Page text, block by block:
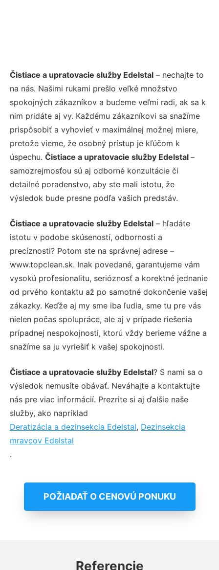
Čistiace a upratovacie služby Edelstal – nechajte to
na nás. Našimi rukami prešlo veľké množstvo
spokojných zákazníkov a budeme veľmi radi, ak sa k
nim pridáte aj vy. Každému zákazníkovi sa snažíme
prispôsobiť a vyhovieť v maximálnej možnej miere,
pretože vieme, že osobný prístup je kľúčom k
úspechu. Čistiace a upratovacie služby Edelstal –
samozrejmosťou sú aj odborné konzultácie či
detailné poradenstvo, aby ste mali istotu, že
výsledok bude presne podľa vašich predstáv.
Čistiace a upratovacie služby Edelstal – hľadáte
istotu v podobe skúseností, odbornosti a
precíznosti? Potom ste na správnej adrese –
www.topclean.sk. Inak povedané, garantujeme vám
vysokú profesionalitu, serióznosť a korektné jednanie
od prvého kontaktu až po samotné dokončenie vašej
zákazky. Keďže aj my sme iba ľudia, sme tu pre vás
nielen počas spolupráce, ale aj v prípade riešenia
prípadnej nespokojnosti, ktorú vždy berieme vážne a
snažíme sa ju vyriešiť k vašej spokojnosti.
Čistiace a upratovacie služby Edelstal? S nami sa o
výsledok nemusíte obávať. Neváhajte a kontaktujte
nás pre viac informácií. Prezrite si aj ďalšie naše
služby, ako napríklad
Deratizácia a dezinsekcia Edelstal, Dezinsekcia
mravcov Edelstal
.
POŽIADAŤ O CENOVÚ PONUKU
Referencie